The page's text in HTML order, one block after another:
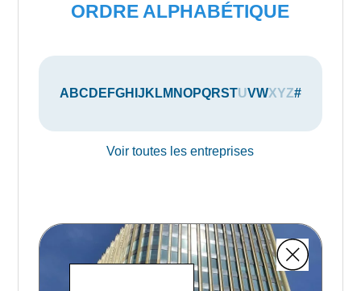
ORDRE ALPHABÉTIQUE
A BC D E FGH J KLM NOPQRSTUVWXYZ#
Voir toutes les entreprises